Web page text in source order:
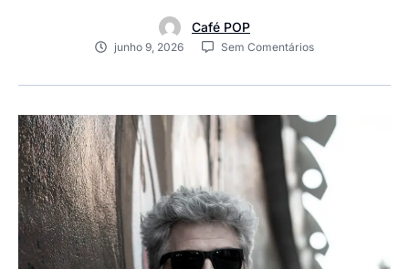
Café POP
junho 9, 2026 Sem Comentários